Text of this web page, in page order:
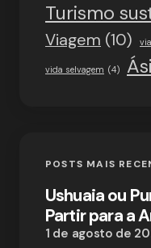
Turismo
Viagem (10)
vida selvagem (4)
POSTS MAIS
Ushuaia ou
Partir para a
1 de agosto de